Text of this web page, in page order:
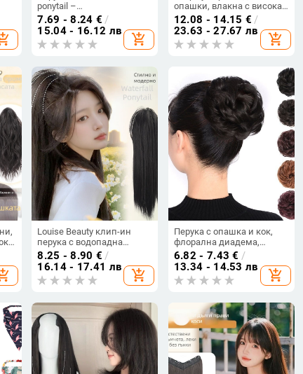
ponytail –
високотемпературно
устойчиво влакно,
механизъм за обработка,
за жени, модел Fountain
боядисване
7.69 - 8.24 € /
15.04 - 16.12 лв
add_shopping_cart
опашки, влакна с висока
термоустойчивост, модел:
двойна опашка права
(Опашка: пакет от коса;
Материал: влакна с
Конструкция: механизъм;
Боядисване:
неподходящо за горещо
боядисване)
12.08 - 14.15 € /
23.63 - 27.67 лв
add_shopping_cart
Louise Beauty клип-ин
перука с водопадна
висока опашка,
термоустойчиви влакна
8.25 - 8.90 € /
16.14 - 17.41 лв
add_shopping_cart
Перука с опашка и кок,
флорална диадема,
копринена коса,
механичен процес, не
боядисваема
6.82 - 7.43 € /
13.34 - 14.53 лв
add_shopping_cart